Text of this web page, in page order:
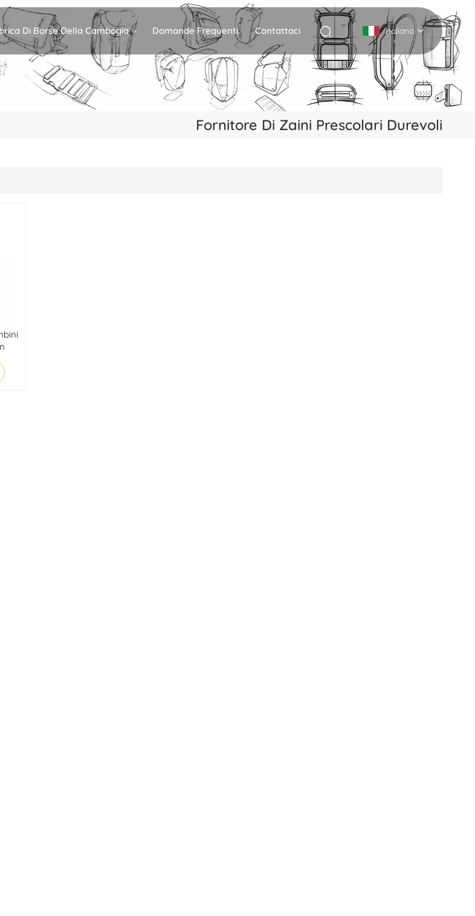
Di Borse Della Cambogia Domande Frequenti Contattaci Italiano
English
Italiano
Fornitore Di Zaini Prescolari Durevoli